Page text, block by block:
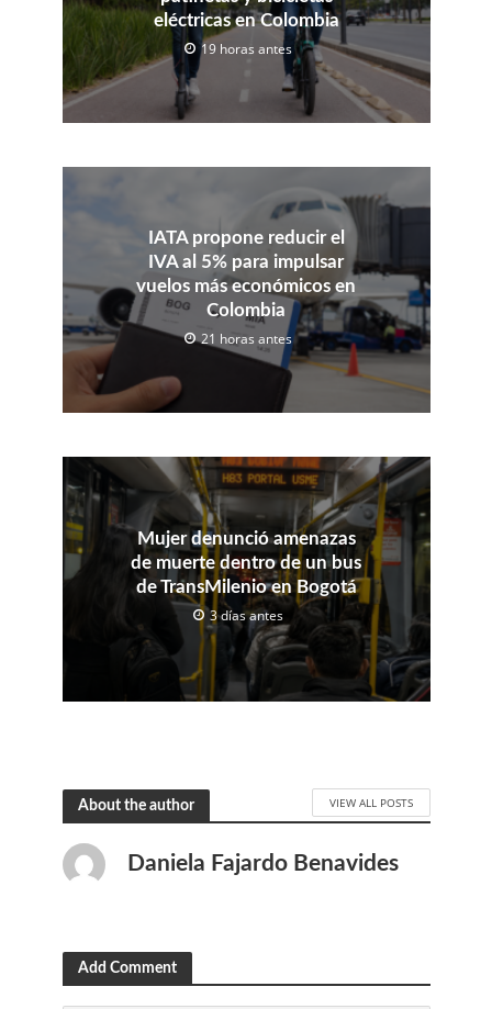
eléctricas en Colombia
19 horas antes
IATA propone reducir el
IVA al 5% para impulsar
vuelos más económicos en
Colombia
21 horas antes
Mujer denunció amenazas
de muerte dentro de un bus
de TransMilenio en Bogotá
3 días antes
About the author VIEW ALL POSTS
Daniela Fajardo Benavides
Add Comment